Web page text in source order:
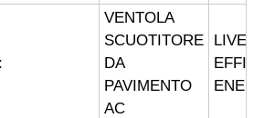
VENTOLA
SCUOTITORE
DA
PAVIMENTO
AC